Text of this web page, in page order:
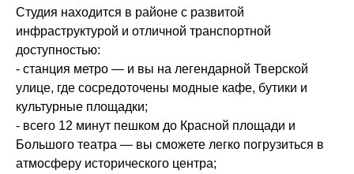
Студия находится в районе с развитой
инфраструктурой и отличной транспортной
доступностью:
- станция метро — и вы на легендарной Тверской
улице, где сосредоточены модные кафе, бутики и
культурные площадки;
- всего 12 минут пешком до Красной площади и
Большого театра — вы сможете легко погрузиться в
атмосферу исторического центра;